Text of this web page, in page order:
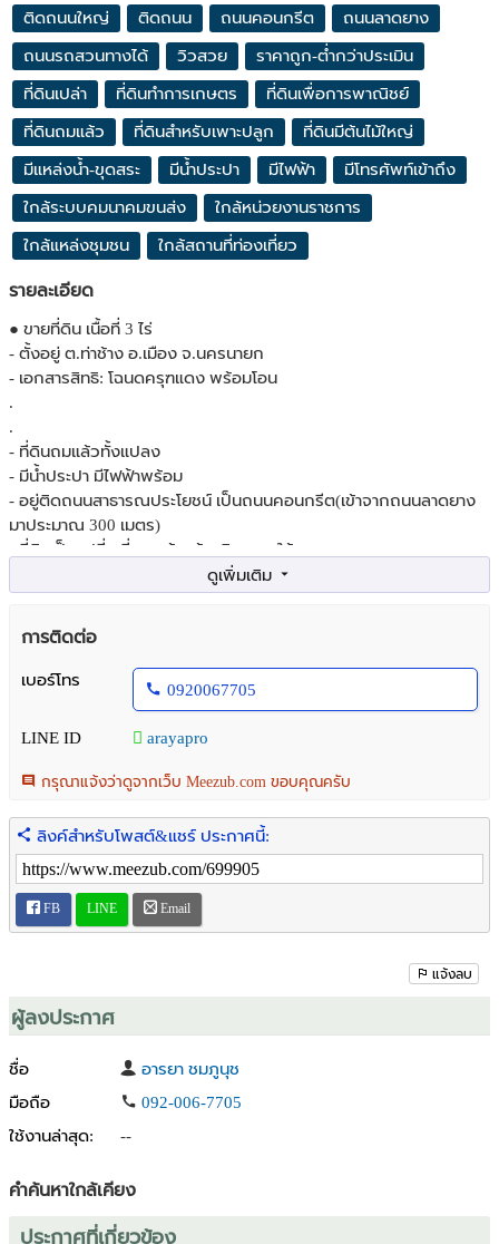
ติดถนนใหญ่ ติดถนน ถนนคอนกรีต ถนนลาดยาง
ถนนรถสวนทางได้ วิวสวย ราคาถูก-ต่ำกว่าประเมิน
ที่ดินเปล่า ที่ดินทำการเกษตร ที่ดินเพื่อการพาณิชย์
ที่ดินถมแล้ว ที่ดินสำหรับเพาะปลูก ที่ดินมีต้นไม้ใหญ่
มีแหล่งน้ำ-ขุดสระ มีน้ำประปา มีไฟฟ้า มีโทรศัพท์เข้าถึง
ใกล้ระบบคมนาคมขนส่ง ใกล้หน่วยงานราชการ
ใกล้แหล่งชุมชน ใกล้สถานที่ท่องเที่ยว
รายละเอียด
● ขายที่ดิน เนื้อที่ 3 ไร่
- ตั้งอยู่ ต.ท่าช้าง อ.เมือง จ.นครนายก
- เอกสารสิทธิ: โฉนดครุฑแดง พร้อมโอน
.
.
- ที่ดินถมแล้วทั้งแปลง
- มีน้ำประปา มีไฟฟ้าพร้อม
- อยู่ติดถนนสาธารณประโยชน์ เป็นถนนคอนกรีต(เข้าจากถนนลาดยาง
มาประมาณ 300 เมตร)
- ที่ดินเป็นรูปสี่เหลี่ยม หน้ากว้างติดถนน ใช้สอยสะดวก
- บรรยากาศดี เหมาะทำสวนทำเกษตร
- ใกล้แหล่งชุมชน
- ที่ดินอยู่ห่างแยกสามสาว 2.5 กิโลเมตร
- ห่างจากถนนหมายเลข 3076 ประมาณ 2 กิโลเมตร
- ใกล้โรงพยาบาลนครนายก
- ใกล้โรงเรียน, สถานที่ราชการ
- ใกล้ห้าง, ร้านอาหาร, ร้านสะดวกซื้อ
- มีเพื่อนบ้านใกล้เคียง
- ขายราคา ไร่ละ 1,200,000 บาท
- ขายราคารวมทั้งหมด 3,600,000 บาท
● สนใจติดต่อสอบถามรายละเอียดเพิ่มเติมได้ที่เบอร์โทรศัพท์ 092-006-
7705 (อารยา)
● E-mail:
queen-k@msn.com
● Page FB: ที่ดิน นครนายก
● Page FB:https://www.facebook.com/nakhonnayok.teedin
การติดต่อ
เบอร์โทร
0920067705
LINE ID arayapro
กรุณาแจ้งว่าดูจากเว็บ Meezub.com ขอบคุณครับ
ลิงค์สำหรับโพสต์&แชร์ ประกาศนี้:
FB LINE Email
แจ้งลบ
ผู้ลงประกาศ
ชื่อ
อารยา ชมภูนุช
มือถือ
092-006-7705
ใช้งานล่าสุด:
--
คำค้นหาใกล้เคียง
ประกาศที่เกี่ยวข้อง